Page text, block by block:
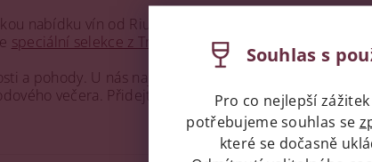
nabídku vín od Riunite. Ať už hledáte
,
speciální selekce z Trevisa
, které přinášejí unikátní
a pohody. U nás najdete nejen vynikající
večera. Přidejte se k nám a staňte se součástí
Souhlas s
Pro co nejlepší
potřebujeme souhlas se
které se dočasně